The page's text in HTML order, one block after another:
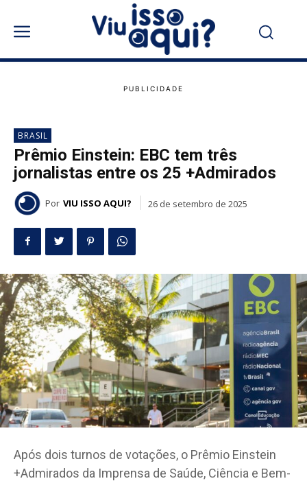
BRASIL
Prêmio Einstein: EBC tem três
jornalistas entre os 25 +Admirados
Por VIU ISSO AQUI? 26 de setembro de 2025
Após dois turnos de votações, o Prêmio Einstein
+Admirados da Imprensa de Saúde, Ciência e Bem-